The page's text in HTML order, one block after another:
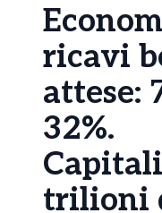
ricavi
attese:
32%.
trilioni